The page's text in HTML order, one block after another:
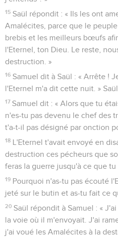
15 Saül répondit : « Ils les ont
Amalécites, parce que le
brebis et les meilleurs bœufs
l'Eternel, ton Dieu. Le reste,
destruction. »
16 Samuel dit à Saül : « Arrête !
l'Eternel m'a dit cette nuit. »
17 Samuel dit : « Alors que tu
n'es-tu pas devenu le chef des
t'a-t-il pas désigné par onction
18 L'Eternel t'avait envoyé en
destruction ces pécheurs que
feras la guerre jusqu'à ce que tu
19 Pourquoi n'as-tu pas écouté
jeté sur le butin et as-tu fait ce
20 Saül répondit à Samuel : «
la voie où il m'envoyait. J'ai
j'ai voué les Amalécites à la